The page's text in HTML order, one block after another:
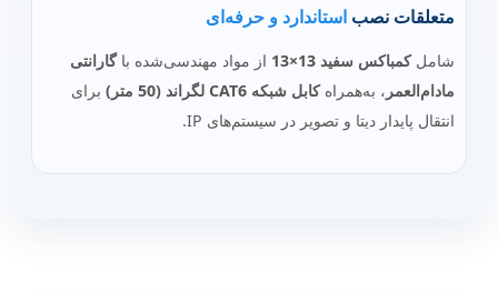
متعلقات نصب استاندارد و حرفه‌ای
شاملکمباکس سفید 13×13 از مواد مهندسی‌شده باگارانتی
مادام‌العمر ، به‌همراهکابل شبکه CAT6 لگراند (50 متر)
برای
انتقال پایدار دیتا و تصویر در سیستم‌های IP.